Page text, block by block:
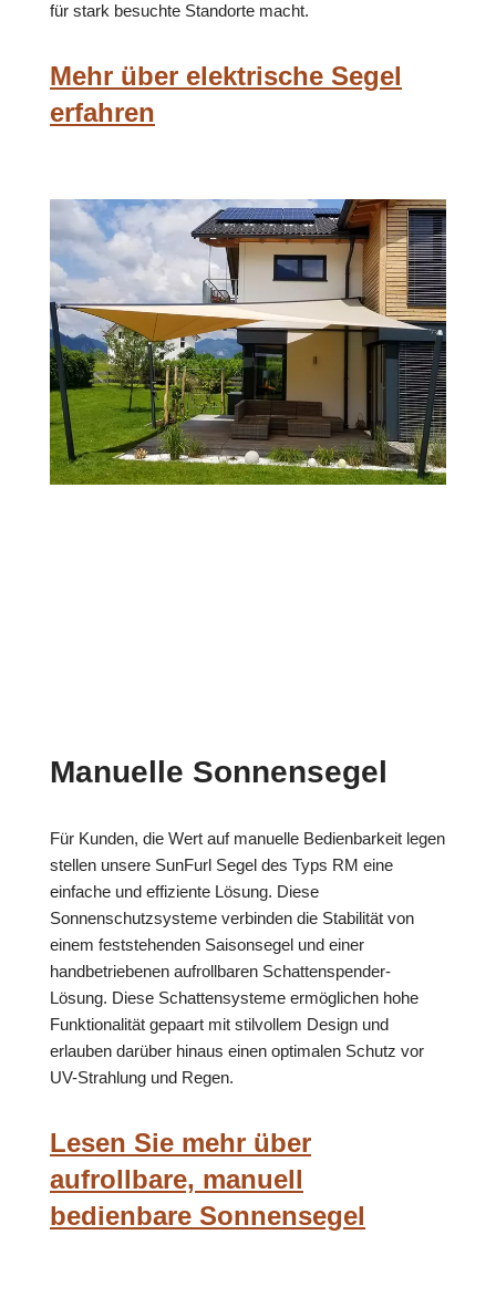
für stark besuchte Standorte macht.
Mehr über elektrische Segel
erfahren
Manuelle Sonnensegel
Für Kunden, die Wert auf manuelle Bedienbarkeit legen
stellen unsere SunFurl Segel des Typs RM eine
einfache und effiziente Lösung. Diese
Sonnenschutzsysteme verbinden die Stabilität von
einem feststehenden Saisonsegel und einer
handbetriebenen aufrollbaren Schattenspender-
Lösung. Diese Schattensysteme ermöglichen hohe
Funktionalität gepaart mit stilvollem Design und
erlauben darüber hinaus einen optimalen Schutz vor
UV-Strahlung und Regen.
Lesen Sie mehr über
aufrollbare, manuell
bedienbare Sonnensegel